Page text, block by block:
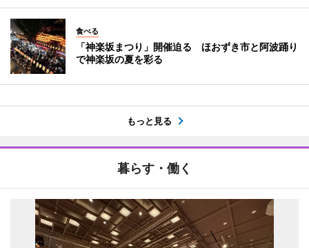
食べる
「神楽坂まつり」開催迫る ほおずき市と阿波踊り
で神楽坂の夏を彩る
もっと見る
暮らす・働く